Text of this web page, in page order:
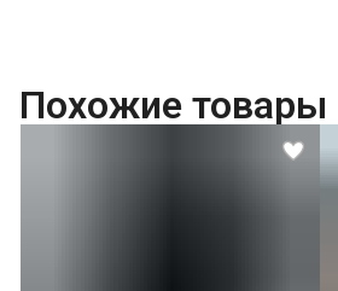
Похожие товары